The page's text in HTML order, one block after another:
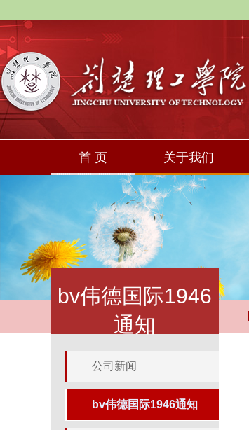
首 页 关于我们
bv伟德国际1946
通知
公司新闻
bv伟德国际1946通知